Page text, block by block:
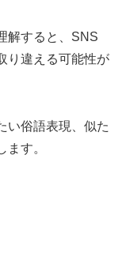
解すると、SNS
り違える可能性が
い俗語表現、似た
す。